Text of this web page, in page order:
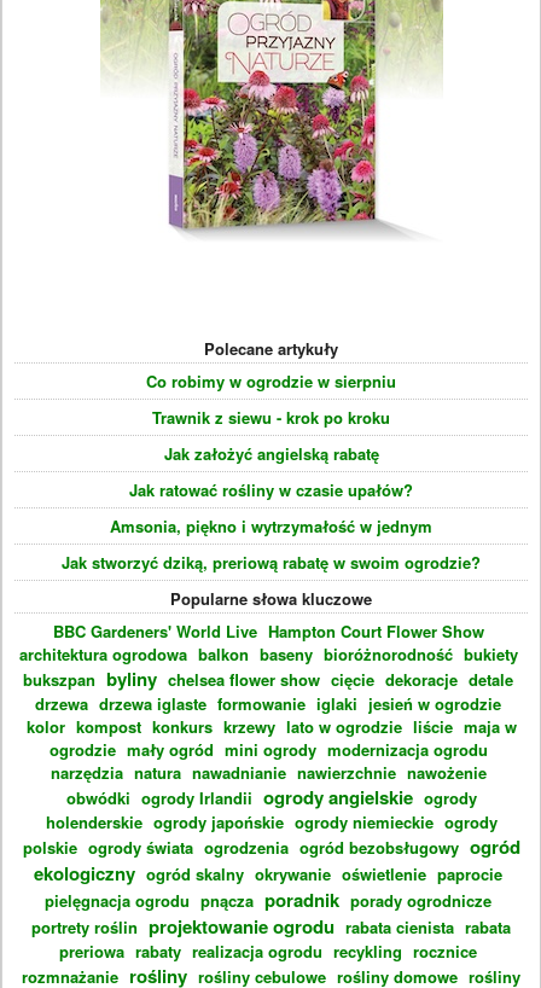
Polecane artykuły
Co robimy w ogrodzie w sierpniu
Trawnik z siewu - krok po kroku
Jak założyć angielską rabatę
Jak ratować rośliny w czasie upałów?
Amsonia, piękno i wytrzymałość w jednym
Jak stworzyć dziką, preriową rabatę w swoim ogrodzie?
Popularne słowa kluczowe
BBC Gardeners' World Live Hampton Court Flower Show
architektura ogrodowa balkon baseny bioróżnorodność bukiety
bukszpan byliny chelsea flower show cięcie dekoracje detale
drzewa drzewa iglaste formowanie iglaki jesień w ogrodzie
kolor kompost konkurs krzewy lato w ogrodzie liście maja w
ogrodzie mały ogród mini ogrody modernizacja ogrodu
narzędzia natura nawadnianie nawierzchnie nawożenie
obwódki ogrody Irlandii ogrody angielskie ogrody
holenderskie ogrody japońskie ogrody niemieckie ogrody
polskie ogrody świata ogrodzenia ogród bezobsługowy ogród
ekologiczny ogród skalny okrywanie oświetlenie paprocie
pielęgnacja ogrodu pnącza poradnik porady ogrodnicze
portrety roślin projektowanie ogrodu rabata cienista rabata
preriowa rabaty realizacja ogrodu recykling rocznice
rozmnażanie rośliny rośliny cebulowe rośliny domowe rośliny